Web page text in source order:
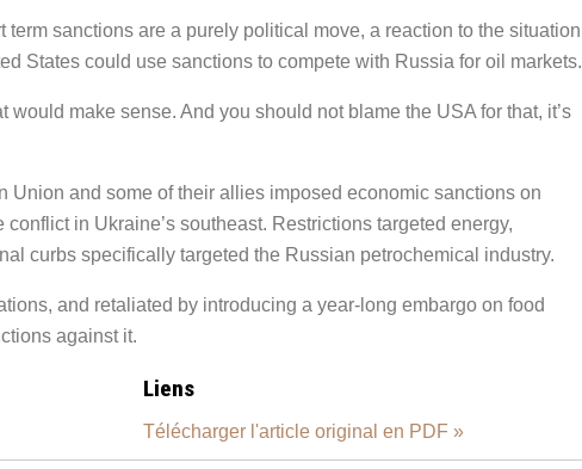
sanctions are a purely political move, a reaction to the situation
States could use sanctions to compete with Russia for oil markets.
would make sense. And you should not blame the USA for that, it’s
Union and some of their allies imposed economic sanctions on
in Ukraine’s southeast. Restrictions targeted energy,
curbs specifically targeted the Russian petrochemical industry.
and retaliated by introducing a year-long embargo on food
against it.
Liens
Télécharger l'article original en PDF »